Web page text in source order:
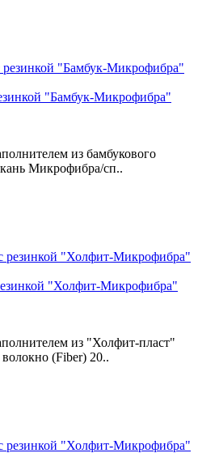
"Бамбук-Микрофибра"
из бамбукового
Микрофибра/сп..
"Холфит-Микрофибра"
из "Холфит-пласт"
(Fiber) 20..